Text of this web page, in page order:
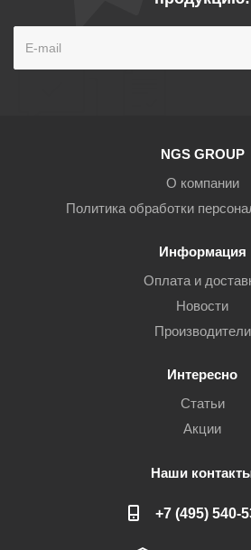
NGS GROUP
О компании
Политика обработки
Информация
Оплата и
Новости
Производители
Интересно
Статьи
Акции
Наши
+7 (495) 540-